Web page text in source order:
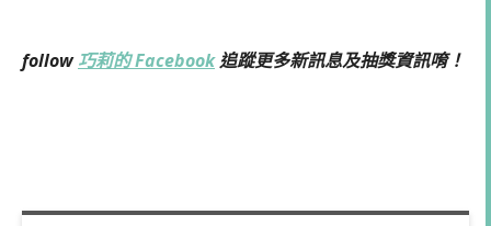
follow巧莉的 Facebook追蹤更多新訊息及抽獎資訊唷！